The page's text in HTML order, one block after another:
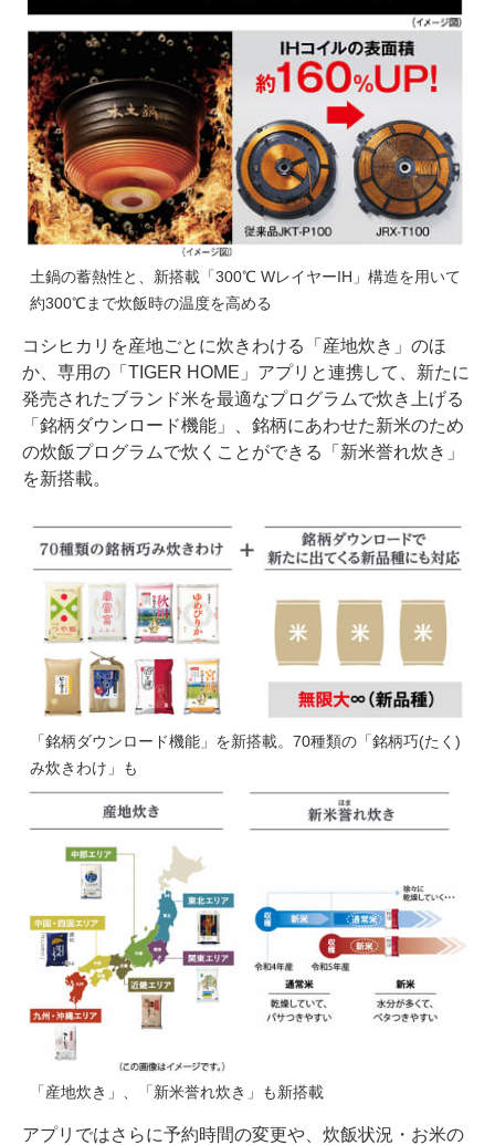
土鍋の蓄熱性と、新搭載「300℃ WレイヤーIH」構造を用いて
約300℃まで炊飯時の温度を高める
コシヒカリを産地ごとに炊きわける「産地炊き」のほ
か、専用の「TIGER HOME」アプリと連携して、新たに
発売されたブランド米を最適なプログラムで炊き上げる
「銘柄ダウンロード機能」、銘柄にあわせた新米のため
の炊飯プログラムで炊くことができる「新米誉れ炊き」
を新搭載。
「銘柄ダウンロード機能」を新搭載。70種類の「銘柄巧(たく)
み炊きわけ」も
「産地炊き」、「新米誉れ炊き」も新搭載
アプリではさらに予約時間の変更や、炊飯状況・お米の